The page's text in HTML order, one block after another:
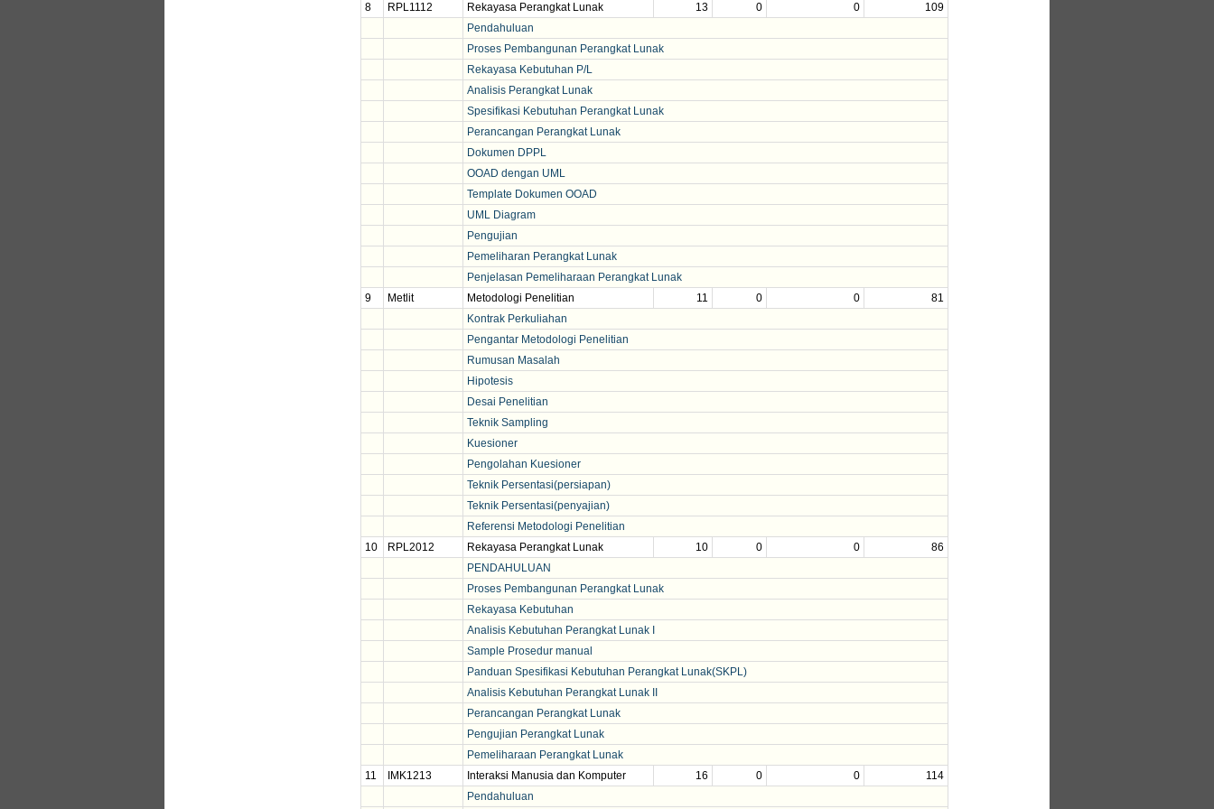
8 RPL1112 Rekayasa Perangkat Lunak 13 0 0
109
Pendahuluan
Proses Pembangunan Perangkat Lunak
Rekayasa Kebutuhan P/L
Analisis Perangkat Lunak
Spesifikasi Kebutuhan Perangkat Lunak
Perancangan Perangkat Lunak
Dokumen DPPL
OOAD dengan UML
Template Dokumen OOAD
UML Diagram
Pengujian
Pemeliharan Perangkat Lunak
Penjelasan Pemeliharaan Perangkat Lunak
9
Metlit Metodologi Penelitian 11 0 0
81
Kontrak Perkuliahan
Pengantar Metodologi Penelitian
Rumusan Masalah
Hipotesis
Desai Penelitian
Teknik Sampling
Kuesioner
Pengolahan Kuesioner
Teknik Persentasi(persiapan)
Teknik Persentasi(penyajian)
Referensi Metodologi Penelitian
10
RPL2012 Rekayasa Perangkat Lunak 10 0 0
86
PENDAHULUAN
Proses Pembangunan Perangkat Lunak
Rekayasa Kebutuhan
Analisis Kebutuhan Perangkat Lunak I
Sample Prosedur manual
Panduan Spesifikasi Kebutuhan Perangkat Lunak(SKPL)
Analisis Kebutuhan Perangkat Lunak II
Perancangan Perangkat Lunak
Pengujian Perangkat Lunak
Pemeliharaan Perangkat Lunak
11
IMK1213 Interaksi Manusia dan Komputer 16 0 0
114
Pendahuluan